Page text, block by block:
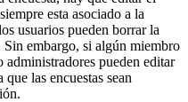
esta asociado a la
usuarios pueden borrar la
Sin embargo, si algún miembro
administradores pueden editar
las encuestas sean